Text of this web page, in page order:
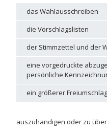
das Wahlausschreiben
die Vorschlagslisten
der Stimmzettel und der
eine vorgedruckte
persönliche
ein größerer Freiumschlag
auszuhändigen oder zu